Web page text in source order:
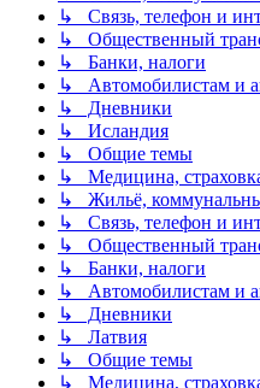
↳ Связь, телефон и
↳ Общественный
↳ Банки, налоги
↳ Автомобилистам и
↳ Дневники
↳ Исландия
↳ Общие темы
↳ Медицина,
↳ Жильё,
↳ Связь, телефон и
↳ Общественный
↳ Банки, налоги
↳ Автомобилистам и
↳ Дневники
↳ Латвия
↳ Общие темы
↳ Медицина,